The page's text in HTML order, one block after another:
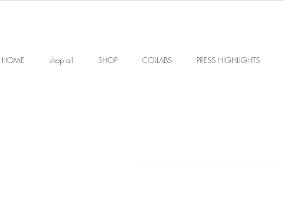
HOME shop all SHOP COLLABS PRESS HIGHLIGHTS